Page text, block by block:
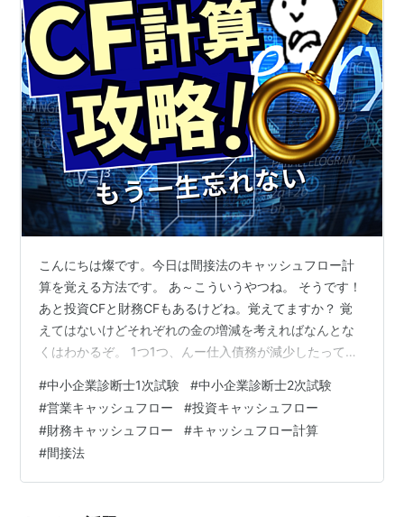
こんにちは燦です。今日は間接法のキャッシュフロー計
算を覚える方法です。 あ～こういうやつね。 そうです！
あと投資CFと財務CFもあるけどね。覚えてますか？ 覚
えてはないけどそれぞれの金の増減を考えればなんとな
くはわかるぞ。 1つ1つ、んー仕入債務が減少したってこ
ないですから。1次試験でも2次試験でも使うんですから
ババっと覚えちゃいましょう。 貸倒引当金増加額とかや
やこしいし、符号の±が1個でも逆になったら間違えるも
んな…。 ■この記事はこんな人にオススメ★営業CFの間
接法の中身を二度と忘れたくない人★営業CF、投資CF、
#中小企業診断士1次試験 #中小企業診断士2次試験
#営業キャッシュフロー #投資キャッシュフロー
#財務キャッシュフロー #キャッシュフロー計算
#間接法